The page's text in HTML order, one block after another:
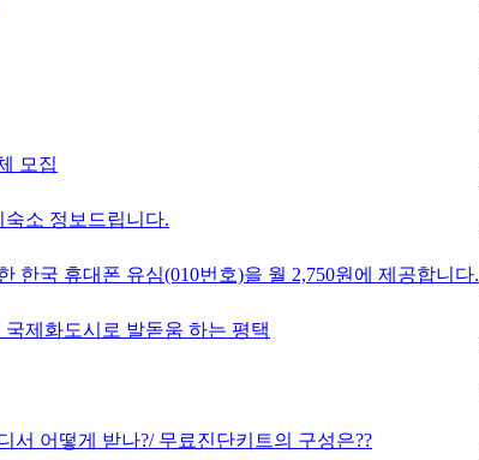
모집
소 정보드립니다.
한국 휴대폰 유심(010번호)을 월 2,750원에 제공합니다.
제화도시로 발돋움 하는 평택
서 어떻게 받나?/ 무료진단키트의 구성은??